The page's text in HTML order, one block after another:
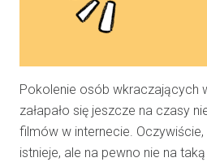
Pokolenie osób wkraczających
załapało się jeszcze na czasy
filmów w internecie.
istnieje, ale na pewno nie na